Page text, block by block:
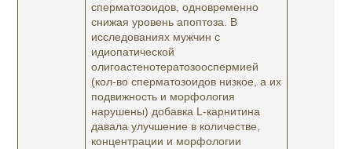
сперматозоидов, одновременно
снижая уровень апоптоза. В
исследованиях мужчин с
идиопатической
олигоастенотератозооспермией
(кол-во сперматозоидов низкое, а их
подвижность и морфология
нарушены) добавка L-карнитина
давала улучшение в количестве,
концентрации и морфологии